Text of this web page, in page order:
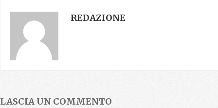
REDAZIONE
LASCIA UN COMMENTO